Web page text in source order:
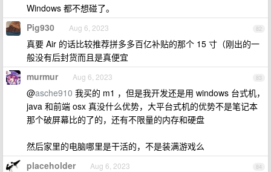
Windows 都不想碰了。
82
Pig930 Aug 6, 2023
真要 Air 的话比较推荐拼多多百亿补贴的那个 15 寸（刚出的一
般没有后封货而且是真便宜
83
murmur Aug 6, 2023
@asche910 我买的 m1 ，但是我开发还是用 windows 台式机，
java 和前端 osx 真没什么优势，大平台式机的优势不是笔记本
那个破屏幕比的了的，还有不限量的内存和硬盘
然后家里的电脑哪里是干活的，不是装满游戏么
84
placeholder Aug 6, 2023